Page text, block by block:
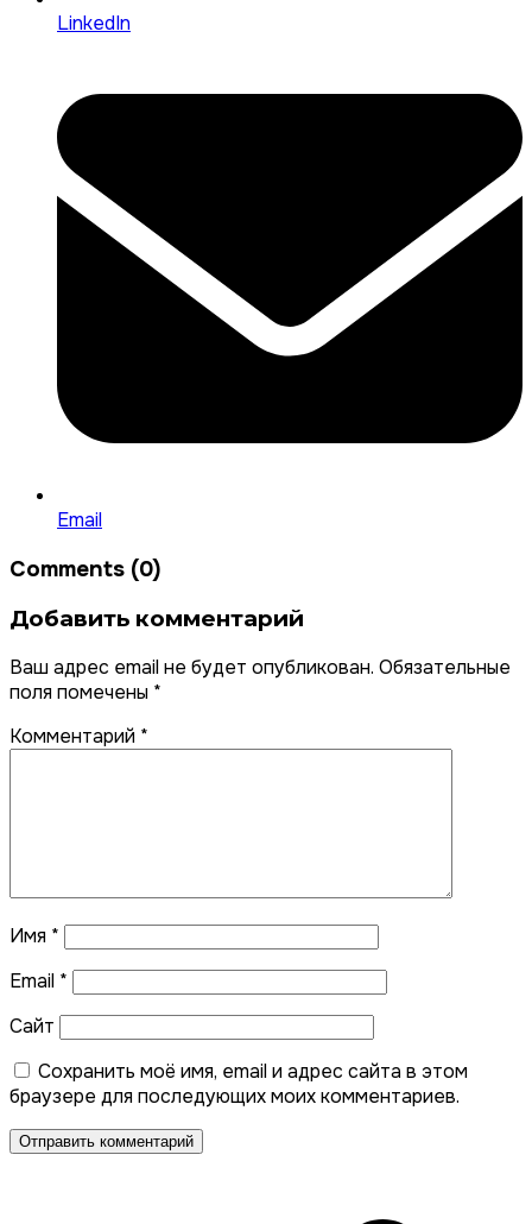
LinkedIn
Email
Comments (0)
Добавить комментарий
Ваш адрес email не будет опубликован. Обязательные
поля помечены *
Комментарий *
Имя *
Email *
Сайт
Сохранить моё имя, email и адрес сайта в этом
браузере для последующих моих комментариев.